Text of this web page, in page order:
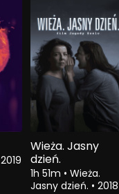
2019
Wieża. Jasny
dzień.
1h 51m • Wieża.
Jasny dzień. • 2018